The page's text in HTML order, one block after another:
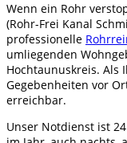
Wenn ein Rohr
(Rohr-Frei Kanal
professionelle
umliegenden
Hochtaunuskreis. Als
Gegebenheiten vor
erreichbar.
Unser Notdienst ist